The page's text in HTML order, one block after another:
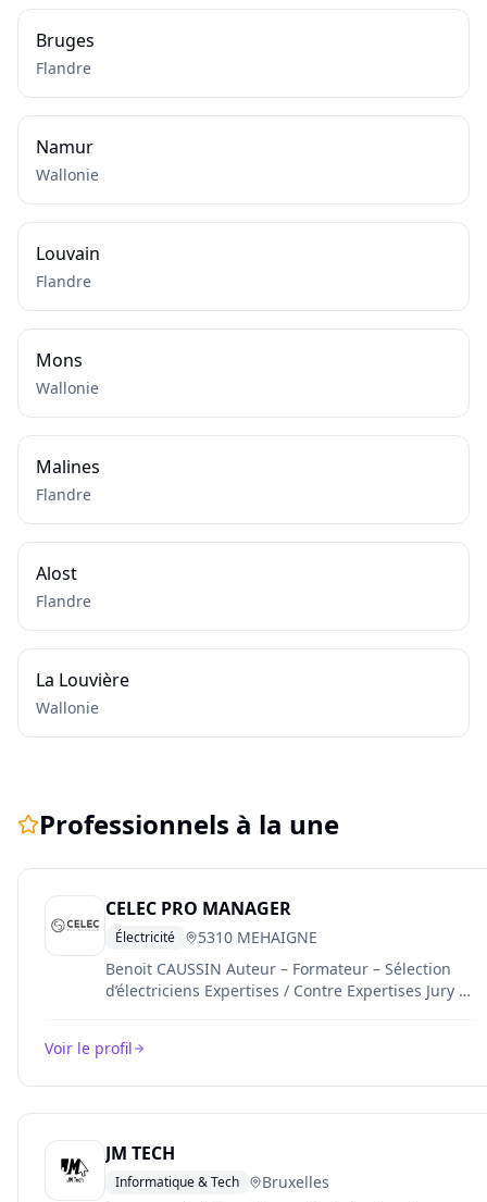
Bruges
Flandre
Namur
Wallonie
Louvain
Flandre
Mons
Wallonie
Malines
Flandre
Alost
Flandre
La Louvière
Wallonie
Professionnels à la une
CELEC PRO MANAGER
Électricité
5310 MEHAIGNE
Benoit CAUSSIN Auteur – Formateur – Sélection
d’électriciens Expertises / Contre Expertises Jury au
Voir le profil
JM TECH
Informatique & Tech
Bruxelles